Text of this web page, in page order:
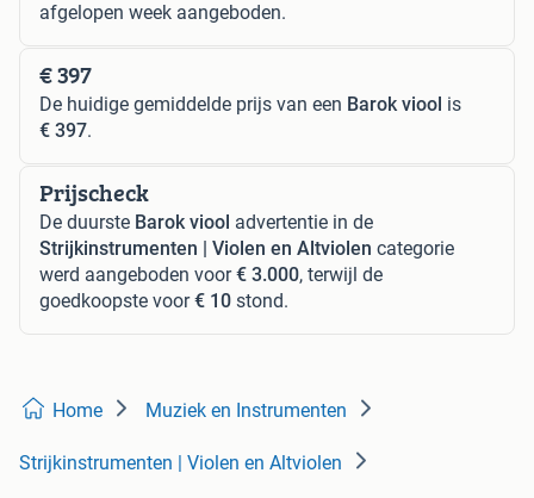
afgelopen week aangeboden.
€ 397
De huidige gemiddelde prijs van een Barok viool is
€ 397.
Prijscheck
De duurste Barok viool advertentie in de
Strijkinstrumenten | Violen en Altviolen categorie
werd aangeboden voor€ 3.000, terwijl de
goedkoopste voor€ 10 stond.
Home Muziek en Instrumenten
Strijkinstrumenten | Violen en Altviolen